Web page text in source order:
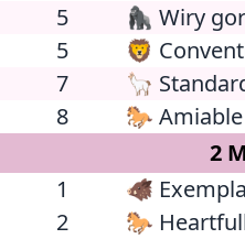
5
🦍 Wiry
5
🦁
7
🦙
8
🐎
2
1
🐗
2
🐎